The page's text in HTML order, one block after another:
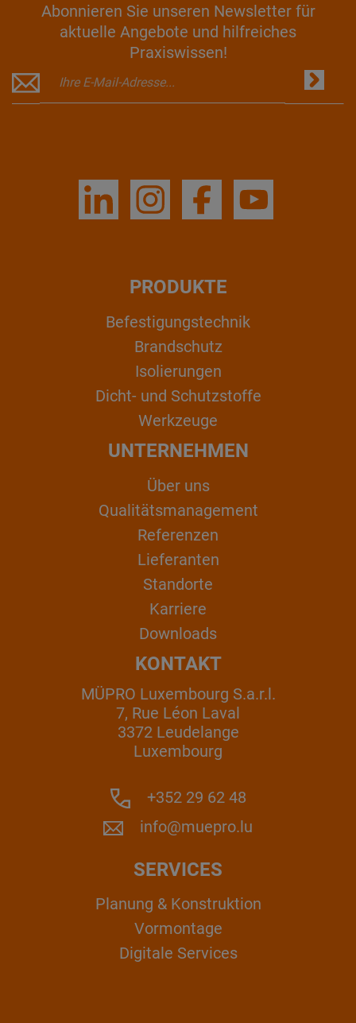
Abonnieren Sie unseren Newsletter für
aktuelle Angebote und hilfreiches
Praxiswissen!
PRODUKTE
Befestigungstechnik
Brandschutz
Isolierungen
Dicht- und Schutzstoffe
Werkzeuge
UNTERNEHMEN
Über uns
Qualitätsmanagement
Referenzen
Lieferanten
Standorte
Karriere
Downloads
KONTAKT
MÜPRO Luxembourg S.a.r.l.
7, Rue Léon Laval
3372 Leudelange
Luxembourg
+352 29 62 48
info@muepro.lu
SERVICES
Planung & Konstruktion
Vormontage
Digitale Services